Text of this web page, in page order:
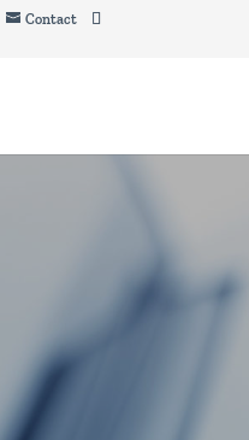
Contact